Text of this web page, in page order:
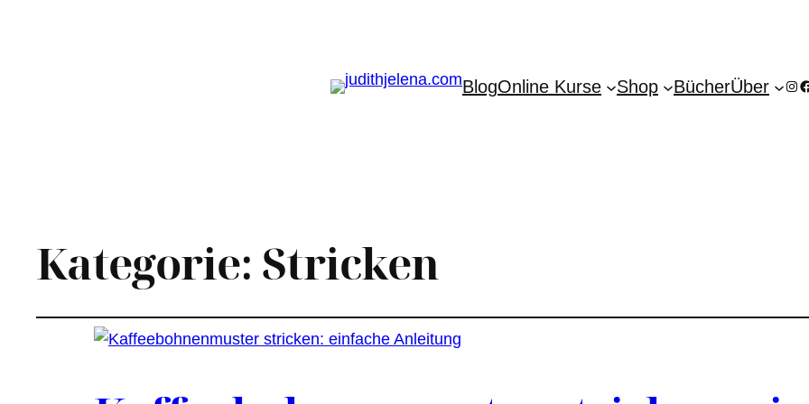
BlogOnline Kurse Shop BücherÜber
Kategorie: Stricken